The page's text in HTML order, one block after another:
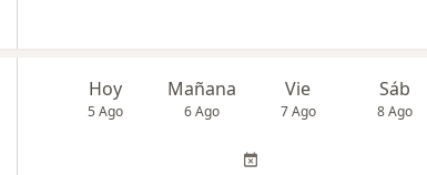
Hoy
5 Ago
Mañana
6 Ago
Vie
7 Ago
Sáb
8 Ago